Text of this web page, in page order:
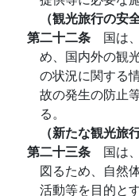
（観光旅行の安
第二十二条 国は
め、国内外の観
の状況に関する
故の発生の防止
る。
（新たな観光旅
第二十三条 国は
図るため、自然
活動等を目的と